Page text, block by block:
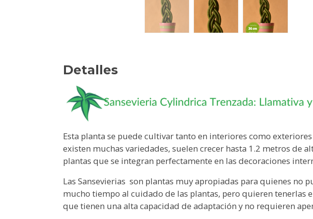
Detalles
Esta planta se puede cultivar tanto en interiores como
existen muchas variedades, suelen crecer hasta 1.2 metros de
plantas que se integran perfectamente en las decoraciones
Las Sansevierias son plantas muy apropiadas para quienes no
mucho tiempo al cuidado de las plantas, pero quieren tenerlas
que tienen una alta capacidad de adaptación y no requieren